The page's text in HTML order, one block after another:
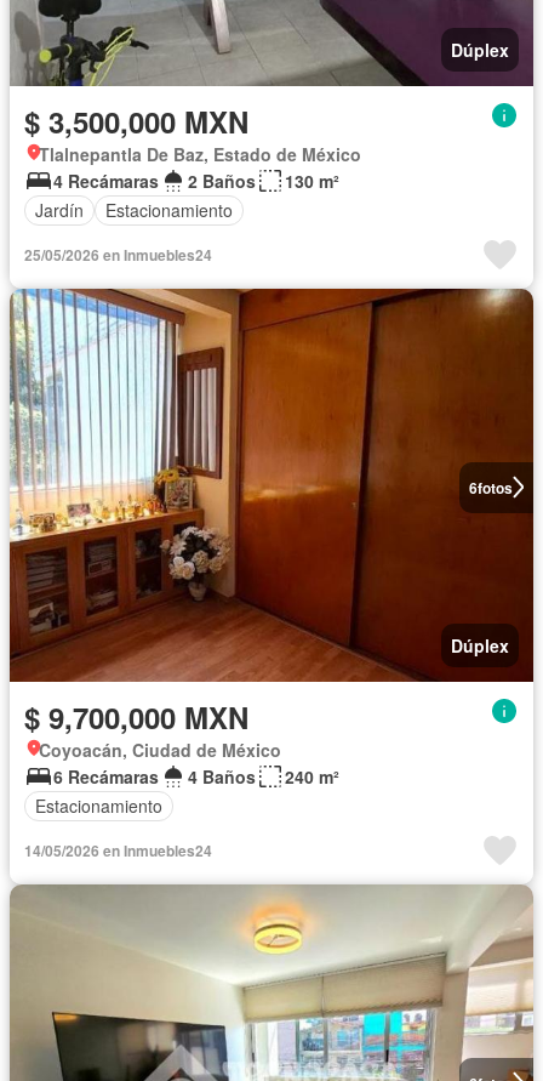
Dúplex
$ 3,500,000 MXN
Tlalnepantla De Baz, Estado de México
4 Recámaras
2 Baños
130 m²
Jardín
Estacionamiento
25/05/2026 en Inmuebles24
6fotos
Dúplex
$ 9,700,000 MXN
Coyoacán, Ciudad de México
6 Recámaras
4 Baños
240 m²
Estacionamiento
14/05/2026 en Inmuebles24